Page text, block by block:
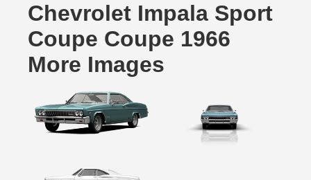
Chevrolet Impala Sport
Coupe Coupe 1966
More Images